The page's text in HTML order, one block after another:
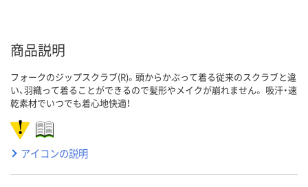
商品説明
フォークのジップスクラブ(R)。頭からかぶって着る従来のスクラブと違
い、羽織って着ることができるので髪形やメイクが崩れません。 吸汗・速
乾素材でいつでも着心地快適！
アイコンの説明